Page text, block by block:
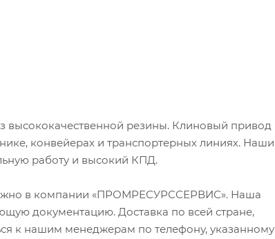
резины. Клиновый привод
конвейерах и транспортерных линиях. Наши
работу и высокий КПД.
в компании «ПРОМРЕСУРССЕРВИС». Наша
документацию. Доставка по всей стране,
к нашим менеджерам по телефону, указанному